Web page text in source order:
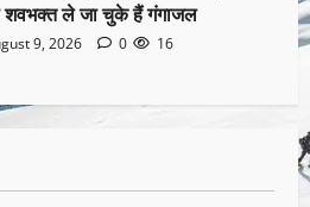
शवभक्त ले जा चुके हैं गंगाजल
9, 2026 0 16